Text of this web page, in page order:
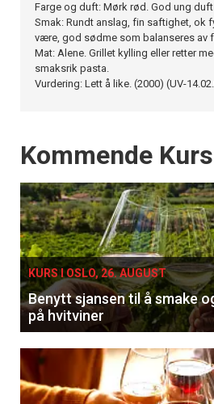
Farge og duft: Mørk rød. God ung
Smak: Rundt anslag, fin saftighet, ok
være, god sødme som balanseres av
Mat: Alene. Grillet kylling eller retter
smaksrik pasta.
Vurdering: Lett å like. (2000) (UV-
Events
Kommende Kurs
KURS I OSLO, 26. AUGUST
Benytt sjansen til å smake
på hvitviner